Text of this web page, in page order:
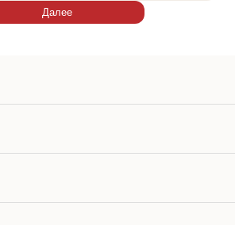
Далее